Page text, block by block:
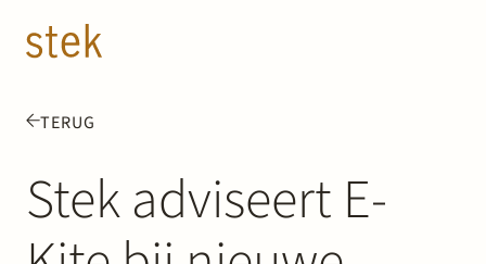
TERUG
Stek adviseert E-
Mensen
Expertise